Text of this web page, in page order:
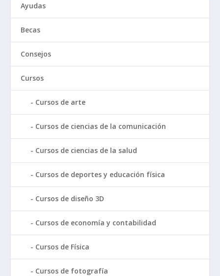
Ayudas
Becas
Consejos
Cursos
Cursos de arte
Cursos de ciencias de la comunicación
Cursos de ciencias de la salud
Cursos de deportes y educación física
Cursos de diseño 3D
Cursos de economía y contabilidad
Cursos de Física
Cursos de fotografía